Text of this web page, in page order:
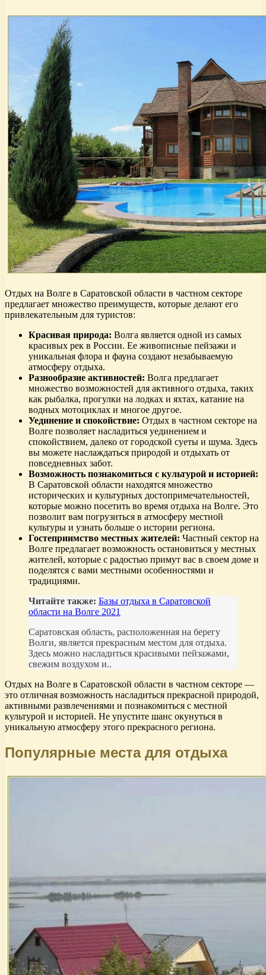
Отдых на Волге в Саратовской области в частном секторе
предлагает множество преимуществ, которые делают его
привлекательным для туристов:
Красивая природа: Волга является одной из самых
красивых рек в России. Ее живописные пейзажи и
уникальная флора и фауна создают незабываемую
атмосферу отдыха.
Разнообразие активностей: Волга предлагает
множество возможностей для активного отдыха, таких
как рыбалка, прогулки на лодках и яхтах, катание на
водных мотоциклах и многое другое.
Уединение и спокойствие: Отдых в частном секторе на
Волге позволяет насладиться уединением и
спокойствием, далеко от городской суеты и шума. Здесь
вы можете наслаждаться природой и отдыхать от
повседневных забот.
Возможность познакомиться с культурой и историей:
В Саратовской области находятся множество
исторических и культурных достопримечательностей,
которые можно посетить во время отдыха на Волге. Это
позволит вам погрузиться в атмосферу местной
культуры и узнать больше о истории региона.
Гостеприимство местных жителей: Частный сектор на
Волге предлагает возможность остановиться у местных
жителей, которые с радостью примут вас в своем доме и
поделятся с вами местными особенностями и
традициями.
Читайте также: Базы отдыха в Саратовской
области на Волге 2021
Саратовская область, расположенная на берегу
Волги, является прекрасным местом для отдыха.
Здесь можно насладиться красивыми пейзажами,
свежим воздухом и..
Отдых на Волге в Саратовской области в частном секторе —
это отличная возможность насладиться прекрасной природой,
активными развлечениями и познакомиться с местной
культурой и историей. Не упустите шанс окунуться в
уникальную атмосферу этого прекрасного региона.
Популярные места для отдыха